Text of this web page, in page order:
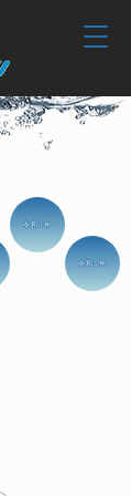
令和4年
令和5年